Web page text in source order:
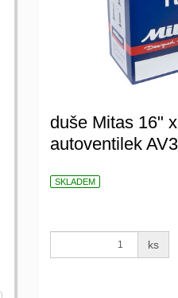
duše Mitas 16"
autoventilek
SKLADEM
ks